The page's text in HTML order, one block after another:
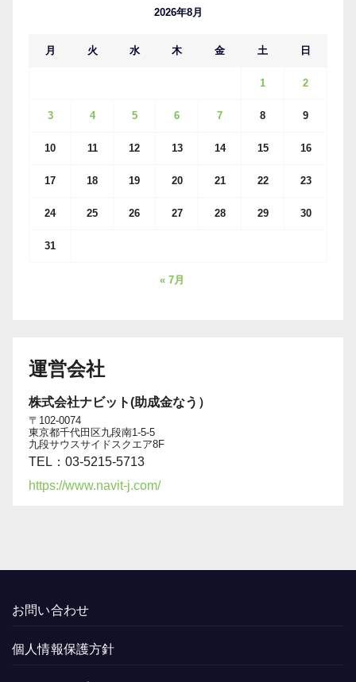
2026年8月
月 火 水 木 金 土 日
1 2
3 4 5 6 7 8 9
10 11 12 13 14 15 16
17 18 19 20 21 22 23
24 25 26 27 28 29 30
31
« 7月
運営会社
株式会社ナビット(助成金なう）
〒102-0074
東京都千代田区九段南1-5-5
九段サウスサイドスクエア8F
TEL：03-5215-5713
https://www.navit-j.com/
お問い合わせ
個人情報保護方針